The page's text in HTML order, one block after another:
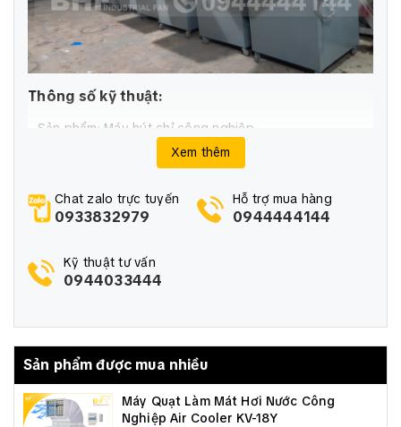
Thông số kỹ thuật:
- Sản phẩm: Máy hút chỉ công nghiệp
- Vật liệu chế tạo: Thép CT3
- Kí hiệu model: BHF-4P05HC
- Lưu lượng gió: 6500m³/h
- Cột áp: 3000Pa
- Kích thước (Dài x Rộng x Cao): 2100 x 900 x 1700mm
- Động cơ: Tùy chọn theo đơn giá bên dưới
- Sản phẩm được bảo hành 12 tháng
Xem thêm
Chat zalo trực tuyến
0933832979
Hỗ trợ mua hàng
0944444144
Kỹ thuật tư vấn
0944033444
Sản phẩm được mua nhiều
Máy Quạt Làm Mát Hơi Nước Công
Nghiệp Air Cooler KV-18Y